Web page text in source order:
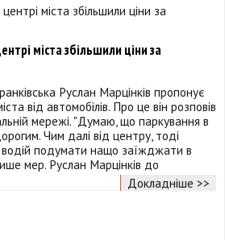
міста збільшили ціни за
Руслан Марцінків пропонує
від автомобілів. Про це він розповів
мережі. "Думаю, що паркування в
Чим далі від центру, тоді
подумати нащо заїжджати в
мер. Руслан Марцінків до
Докладніше >>